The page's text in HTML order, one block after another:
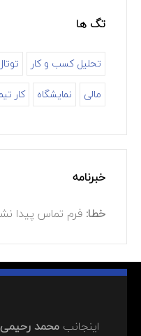
تگ ها
تحلیل کسب و کار
مالی
نمایشگاه کار
خبرنامه
خطا: فرم تماس پیدا
اینجانب محمد